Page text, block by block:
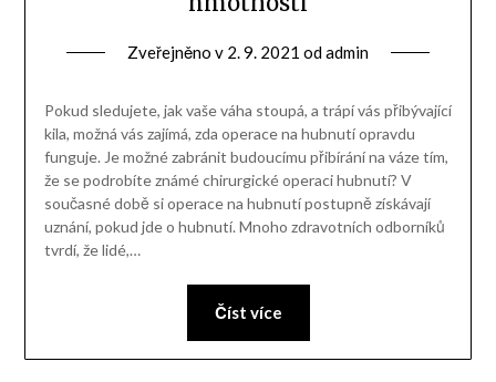
Zveřejněno v 2. 9. 2021 odadmin
Pokud sledujete, jak vaše váha stoupá, a trápí vás přibývající
kila, možná vás zajímá, zda operace na hubnutí opravdu
funguje. Je možné zabránit budoucímu přibírání na váze tím,
že se podrobíte známé chirurgické operaci hubnutí? V
současné době si operace na hubnutí postupně získávají
uznání, pokud jde o hubnutí. Mnoho zdravotních odborníků
tvrdí, že lidé,…
Číst více